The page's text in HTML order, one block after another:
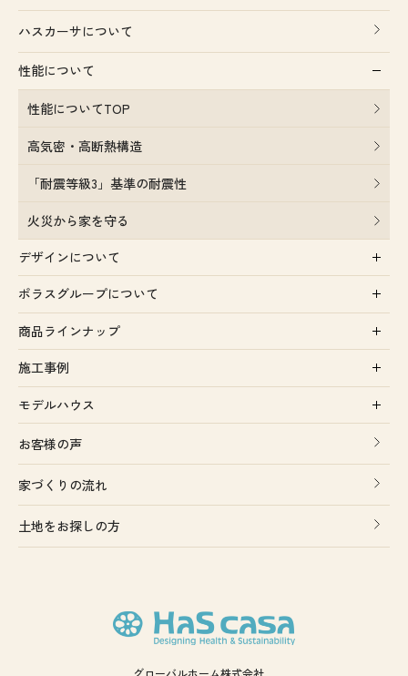
ハスカーサについて
性能について
性能についてTOP
高気密・高断熱構造
「耐震等級3」基準の耐震性
火災から家を守る
デザインについて
ポラスグループについて
商品ラインナップ
施工事例
モデルハウス
お客様の声
家づくりの流れ
土地をお探しの方
グローバルホーム株式会社